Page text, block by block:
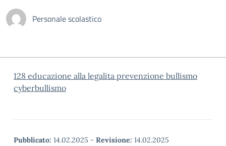
Personale scolastico
128 educazione alla legalita prevenzione bullismo
cyberbullismo
Pubblicato: 14.02.2025 - Revisione: 14.02.2025